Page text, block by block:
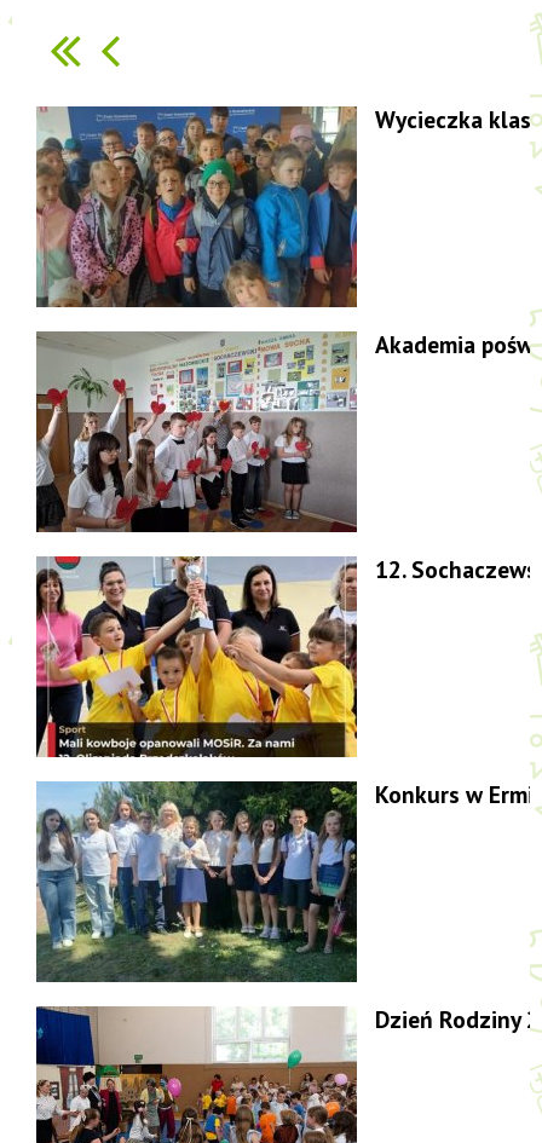
Wycieczka klas
Akademia
12.
Konkurs w
Dzień Rodziny